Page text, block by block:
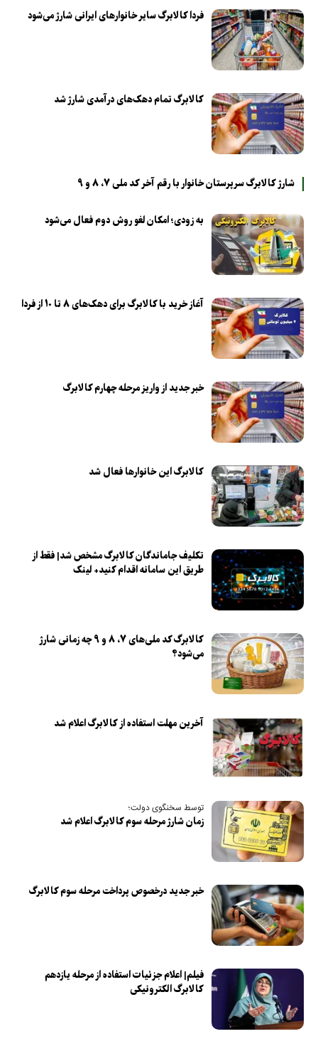
فردا کالابرگ سایر خانوارهای ایرانی شارژ می‌شود
کالابرگ تمام دهک‌های درآمدی شارژ شد
شارژ کالابرگ سرپرستان خانوار با رقم آخر کد ملی ۷، ۸ و ۹
به زودی؛ امکان لغو روش دوم فعال می‌شود
آغاز خرید با کالابرگ برای دهک‌های ۸ تا ۱۰ از فردا
خبر جدید از واریز مرحله چهارم کالابرگ
کالابرگ این خانوارها فعال شد
تکلیف جاماندگان کالابرگ مشخص شد| فقط از
طریق این سامانه اقدام کنید+ لینک
کالابرگ کد ملی‌های ۷، ۸ و ۹ چه زمانی شارژ
می‌شود؟
آخرین مهلت استفاده از کالابرگ اعلام شد
توسط سخنگوی دولت؛
زمان شارژ مرحله سوم کالابرگ اعلام شد
خبر جدید درخصوص پرداخت مرحله سوم کالابرگ
فیلم| اعلام جزئیات استفاده از مرحله یازدهم
کالابرگ الکترونیکی